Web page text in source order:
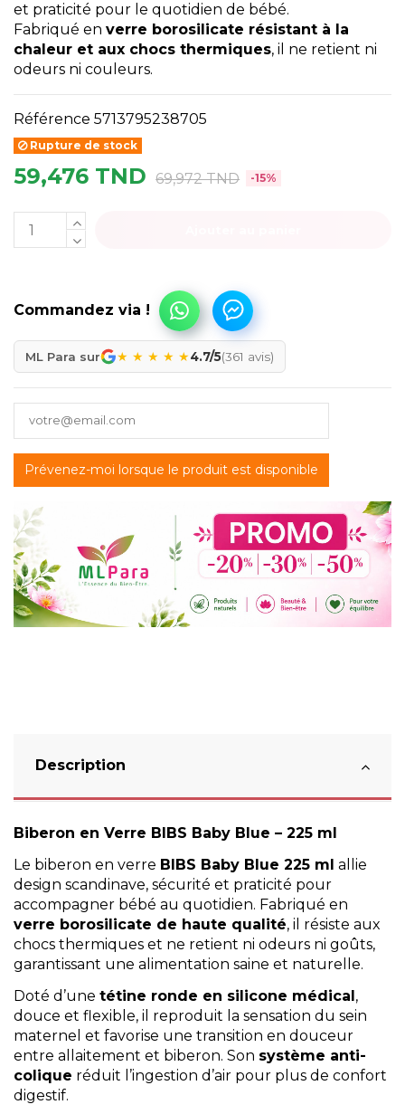
et praticité pour le quotidien de bébé.
Fabriqué en verre borosilicate résistant à la
chaleur et aux chocs thermiques, il ne retient ni
odeurs ni couleurs.
Référence 5713795238705
Rupture de stock
59,476 TND 69,972 TND -15%
ML Para sur ★ ★ ★ ★ ★4.7/5(361 avis)
Description
Biberon en Verre BIBS Baby Blue – 225 ml
Le biberon en verre BIBS Baby Blue 225 ml allie
design scandinave, sécurité et praticité pour
accompagner bébé au quotidien. Fabriqué en
verre borosilicate de haute qualité, il résiste aux
chocs thermiques et ne retient ni odeurs ni goûts,
garantissant une alimentation saine et naturelle.
Doté d’une tétine ronde en silicone médical,
douce et flexible, il reproduit la sensation du sein
maternel et favorise une transition en douceur
entre allaitement et biberon. Son système anti-
colique réduit l’ingestion d’air pour plus de confort
digestif.